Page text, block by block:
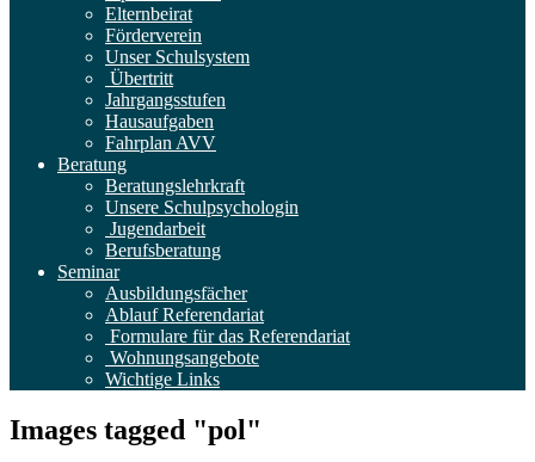
Elternbeirat
Förderverein
Unser Schulsystem
Übertritt
Jahrgangsstufen
Hausaufgaben
Fahrplan AVV
Beratung
Beratungslehrkraft
Unsere Schulpsychologin
Jugendarbeit
Berufsberatung
Seminar
Ausbildungsfächer
Ablauf Referendariat
Formulare für das Referendariat
Wohnungsangebote
Wichtige Links
Images tagged "pol"